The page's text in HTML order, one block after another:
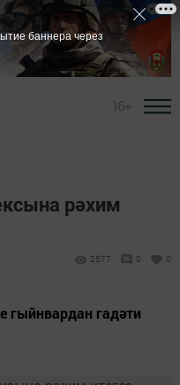
рәхим
2577 0 0
гыйнвардан гадәти
баннера через